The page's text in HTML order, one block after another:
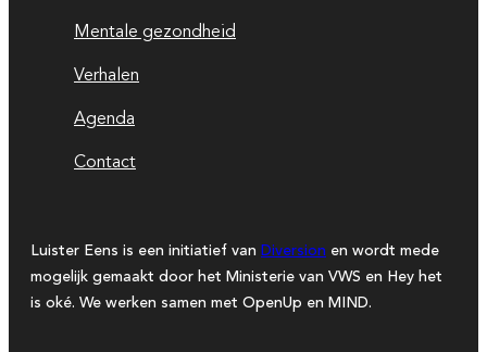
Mentale gezondheid
Verhalen
Agenda
Contact
Luister Eens is een initiatief van Diversion en wordt mede
mogelijk gemaakt door het Ministerie van VWS en Hey het
is oké. We werken samen met OpenUp en MIND.